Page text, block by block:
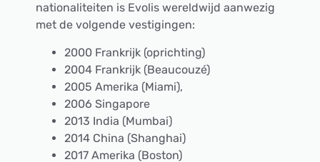
nationaliteiten is Evolis wereldwijd aanwezig
met de volgende vestigingen:
2000 Frankrijk (oprichting)
2004 Frankrijk (Beaucouzé)
2005 Amerika (Miami),
2006 Singapore
2013 India (Mumbai)
2014 China (Shanghai)
2017 Amerika (Boston)